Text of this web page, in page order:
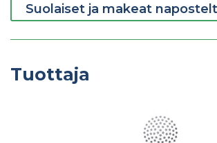
Suolaiset ja makeat
Tuottaja